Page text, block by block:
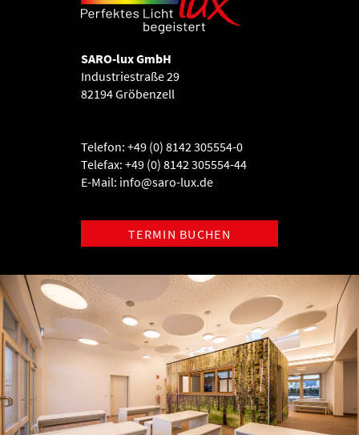
SARO-lux GmbH
Industriestraße 29
82194 Gröbenzell
Telefon: +49 (0) 8142 305554-0
Telefax: +49 (0) 8142 305554-44
E-Mail: info@saro-lux.de
TERMIN BUCHEN